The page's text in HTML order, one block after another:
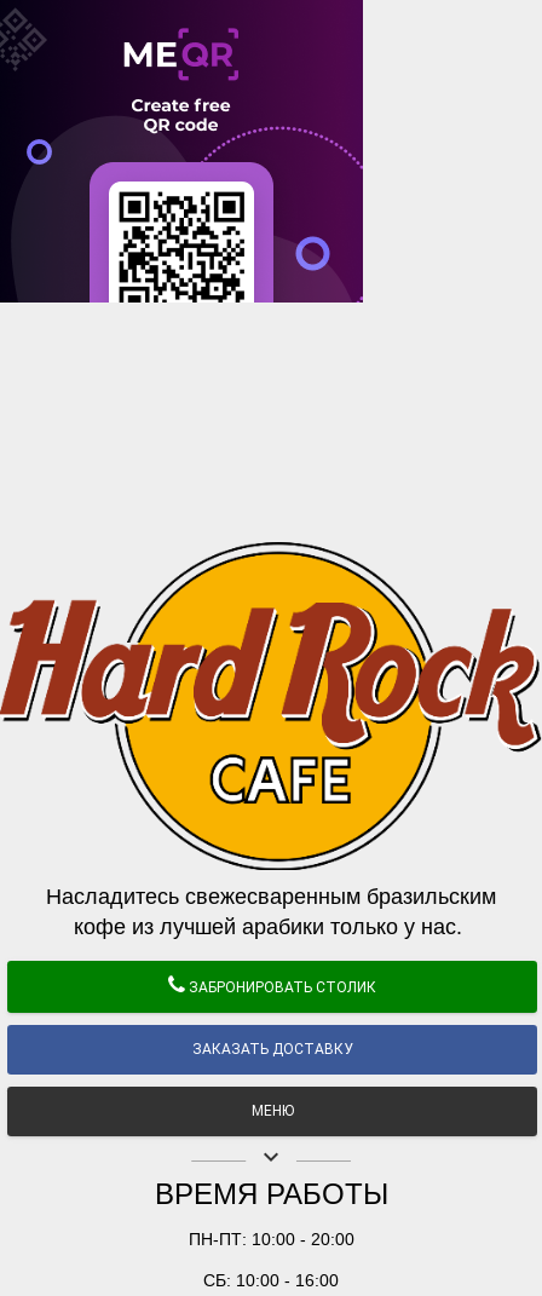
Насладитесь свежесваренным бразильским
кофе из лучшей арабики только у нас.
ЗАБРОНИРОВАТЬ СТОЛИК
ЗАКАЗАТЬ ДОСТАВКУ
МЕНЮ
keyboard_arrow_down
ВРЕМЯ РАБОТЫ
ПН-ПТ: 10:00 - 20:00
СБ: 10:00 - 16:00